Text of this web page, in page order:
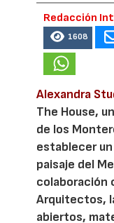
Redacción
1608
Alexandra
The House,
de los
establecer
paisaje del
colaboración
Arquitectos,
abiertos,